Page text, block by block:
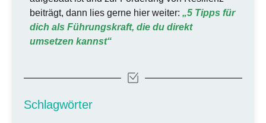
beiträgt, dann lies gerne hier weiter: „5 Tipps für
dich als Führungskraft, die du direkt
umsetzen kannst“
Schlagwörter